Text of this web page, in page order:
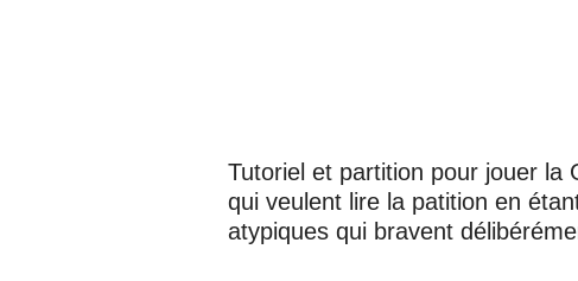
Tutoriel et partition pour jouer la
qui veulent lire la patition en
atypiques qui bravent